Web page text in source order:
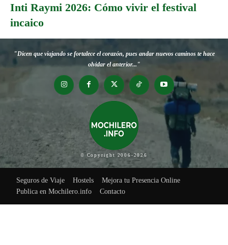
Inti Raymi 2026: Cómo vivir el festival
incaico
"Dicen que viajando se fortalece el corazón, pues andar nuevos caminos te hace
olvidar el anterior..."
© Copyright 2006-2026
Seguros de Viaje Hostels
Mejora tu Presencia Online
Publica en Mochilero.info
Contacto